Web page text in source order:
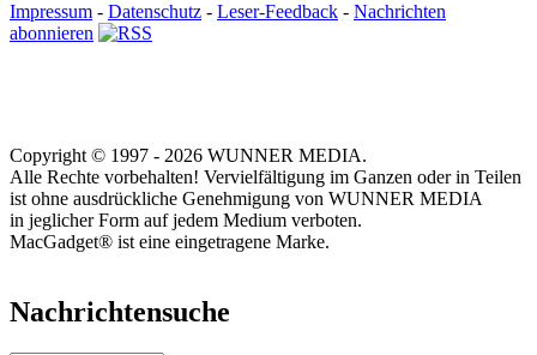
Impressum - Datenschutz - Leser-Feedback - Nachrichten
abonnieren
Copyright © 1997 - 2026 WUNNER MEDIA.
Alle Rechte vorbehalten! Vervielfältigung im Ganzen oder in Teilen
ist ohne ausdrückliche Genehmigung von WUNNER MEDIA
in jeglicher Form auf jedem Medium verboten.
MacGadget® ist eine eingetragene Marke.
Nachrichtensuche